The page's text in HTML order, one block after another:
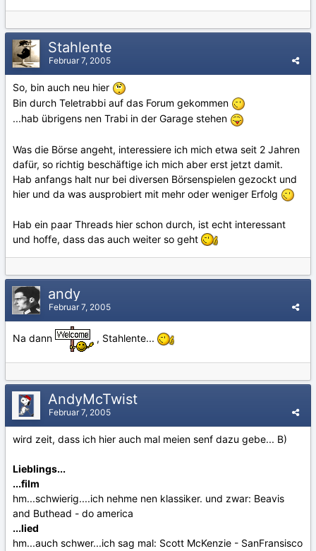
Stahlente
Februar 7, 2005
So, bin auch neu hier
Bin durch Teletrabbi auf das Forum gekommen
...hab übrigens nen Trabi in der Garage stehen
Was die Börse angeht, interessiere ich mich etwa seit 2 Jahren
dafür, so richtig beschäftige ich mich aber erst jetzt damit.
Hab anfangs halt nur bei diversen Börsenspielen gezockt und
hier und da was ausprobiert mit mehr oder weniger Erfolg
Hab ein paar Threads hier schon durch, ist echt interessant
und hoffe, dass das auch weiter so geht
andy
Februar 7, 2005
Na dann , Stahlente...
AndyMcTwist
Februar 7, 2005
wird zeit, dass ich hier auch mal meien senf dazu gebe... B)
Lieblings...
...film
hm...schwierig....ich nehme nen klassiker. und zwar: Beavis
and Buthead - do america
...lied
hm...auch schwer...ich sag mal: Scott McKenzie - SanFransisco